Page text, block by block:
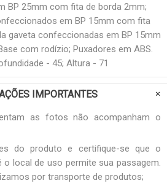
BP 25mm com fita de borda 2mm;
em BP 15mm com fita
gaveta confeccionadas em BP 15mm
com rodízio; Puxadores em ABS.
- 45; Altura - 71
IMPORTANTES
as fotos não acompanham o
do produto e certifique-se que o
local de uso permite sua passagem.
por transporte de produtos;